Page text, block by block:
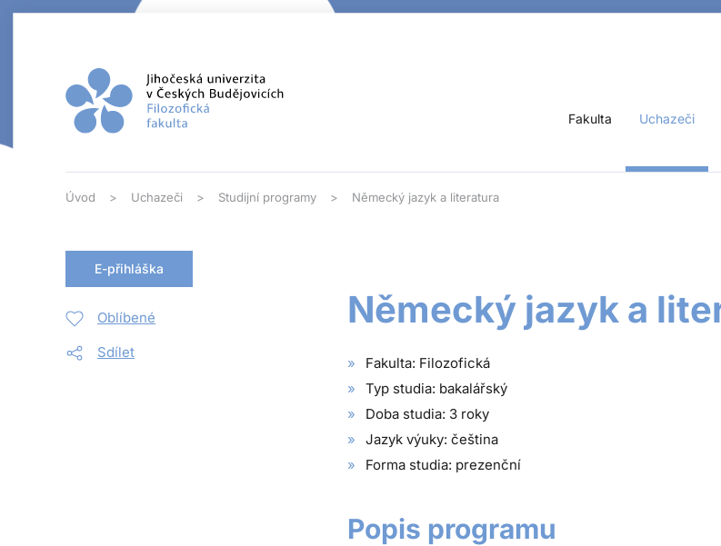
Fakulta Uchazeči
Úvod Uchazeči Studijní programy Německý jazyk a literatura
E-přihláška
Oblíbené
Sdílet
Německý jazyk a
Fakulta: Filozofická
Typ studia: bakalářský
Doba studia: 3 roky
Jazyk výuky: čeština
Forma studia: prezenční
Popis programu